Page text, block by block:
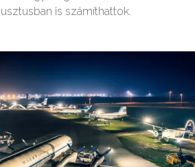
is számíthattok.